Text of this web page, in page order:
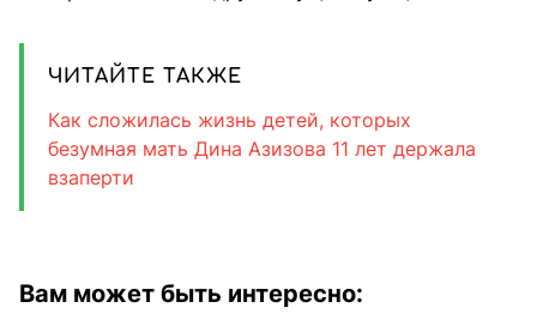
ЧИТАЙТЕ ТАКЖЕ
Как сложилась жизнь детей, которых
безумная мать Дина Азизова 11 лет держала
взаперти
Вам может быть интересно: